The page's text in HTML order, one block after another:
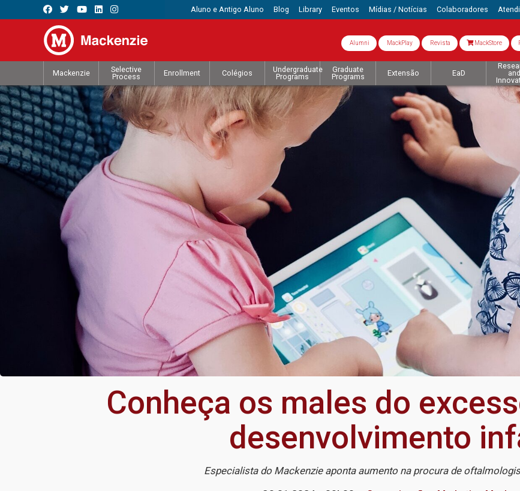
Aluno e Antigo Aluno Blog Library Eventos Mídias / Notícias Colaboradores
Alumni MackPlay Revista MackStore
Mackenzie
Selective
Process
Enrollment Colégios
Undergraduate
Programs
Graduate
Programs
Extensão EaD
and
Conheça os males do
desenvolvimento
Especialista do Mackenzie aponta aumento na procura de